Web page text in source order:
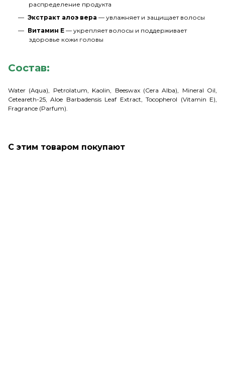
распределение продукта
Экстракт алоэ вера — увлажняет и защищает волосы
Витамин E — укрепляет волосы и поддерживает
здоровье кожи головы
Состав:
Water (Aqua), Petrolatum, Kaolin, Beeswax (Cera Alba), Mineral Oil,
Ceteareth-25, Aloe Barbadensis Leaf Extract, Tocopherol (Vitamin E),
Fragrance (Parfum).
С этим товаром покупают